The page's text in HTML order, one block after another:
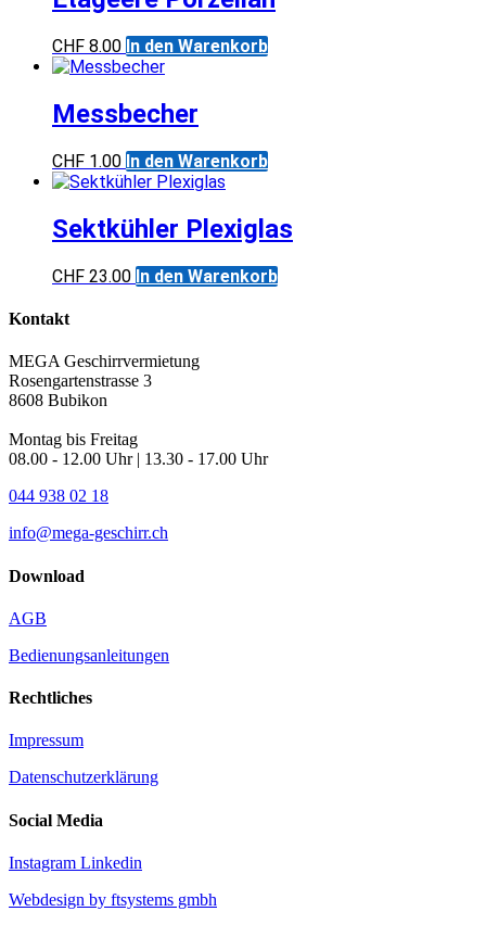
CHF 8.00 In den Warenkorb
Messbecher
CHF 1.00 In den Warenkorb
Sektkühler Plexiglas
CHF 23.00 In den Warenkorb
Kontakt
MEGA Geschirrvermietung
Rosengartenstrasse 3
8608 Bubikon
Montag bis Freitag
08.00 - 12.00 Uhr | 13.30 - 17.00 Uhr
044 938 02 18
info@mega-geschirr.ch
Download
AGB
Bedienungsanleitungen
Rechtliches
Impressum
Datenschutzerklärung
Social Media
Instagram Linkedin
Webdesign by ftsystems gmbh